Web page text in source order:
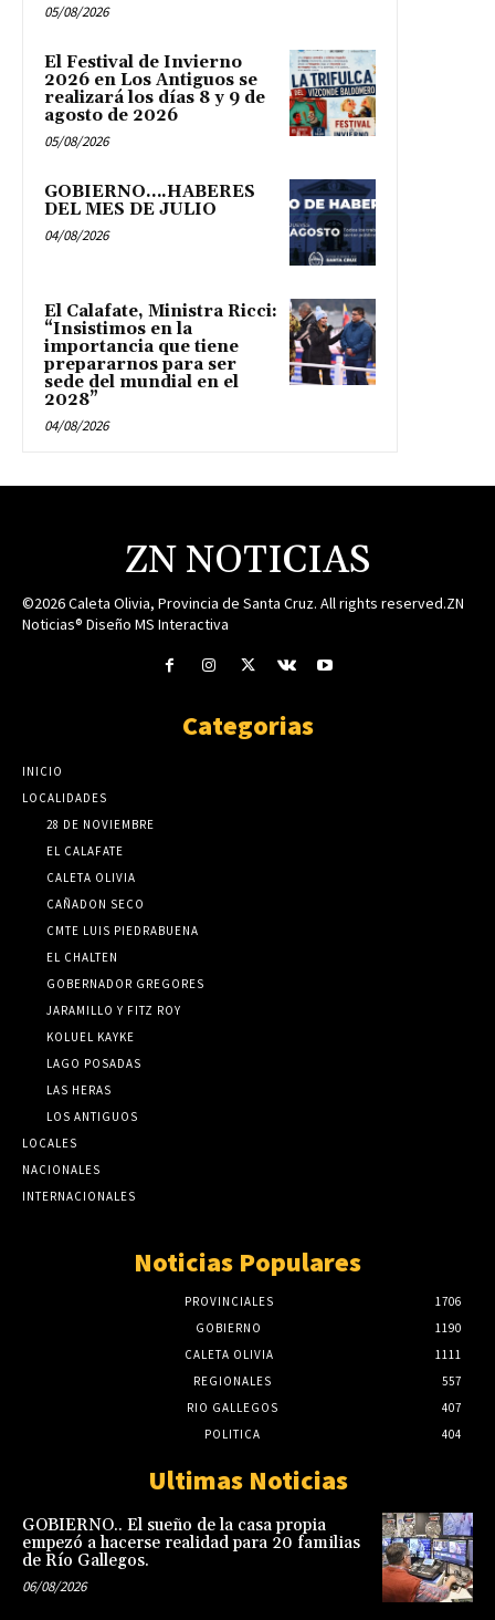
05/08/2026
El Festival de Invierno
2026 en Los Antiguos se
realizará los días 8 y 9 de
agosto de 2026
05/08/2026
GOBIERNO….HABERES
DEL MES DE JULIO
04/08/2026
El Calafate, Ministra Ricci:
“Insistimos en la
importancia que tiene
prepararnos para ser
sede del mundial en el
2028”
04/08/2026
ZN NOTICIAS
©2026 Caleta Olivia, Provincia de Santa Cruz. All rights reserved.ZN
Noticias® Diseño MS Interactiva
Categorias
INICIO
LOCALIDADES
28 DE NOVIEMBRE
EL CALAFATE
CALETA OLIVIA
CAÑADON SECO
CMTE LUIS PIEDRABUENA
EL CHALTEN
GOBERNADOR GREGORES
JARAMILLO Y FITZ ROY
KOLUEL KAYKE
LAGO POSADAS
LAS HERAS
LOS ANTIGUOS
LOCALES
NACIONALES
INTERNACIONALES
Noticias Populares
PROVINCIALES
1706
GOBIERNO
1190
CALETA OLIVIA
1111
REGIONALES
557
RIO GALLEGOS
407
POLITICA
404
Ultimas Noticias
GOBIERNO.. El sueño de la casa propia
empezó a hacerse realidad para 20 familias
de Río Gallegos.
06/08/2026